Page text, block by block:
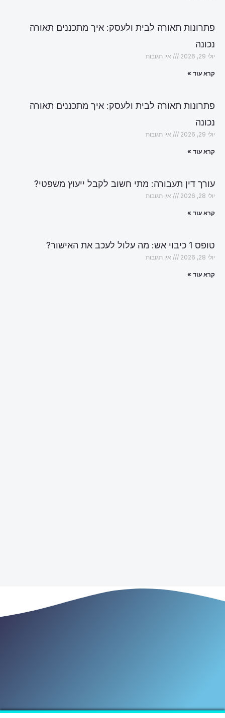
פתרונות תאורה לבית ולעסק: איך מתכננים תאורה
נכונה
יולי 29, 2026 אין תגובות
קרא עוד »
פתרונות תאורה לבית ולעסק: איך מתכננים תאורה
נכונה
יולי 29, 2026 אין תגובות
קרא עוד »
עורך דין תעבורה: מתי חשוב לקבל ייעוץ משפטי?
יולי 28, 2026 אין תגובות
קרא עוד »
טופס 1 כיבוי אש: מה עלול לעכב את האישור?
יולי 28, 2026 אין תגובות
קרא עוד »